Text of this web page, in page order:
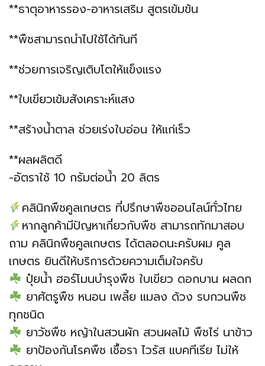
**ธาตุอาหารรอง-อาหารเสริม สูตรเข้มข้น
**พืชสามารถนำไปใช้ได้ทันที
**ช่วยการเจริญเติบโตให้แข็งแรง
**ใบเขียวเข้มสังเคราะห์แสง
**สร้างน้ำตาล ช่วยเร่งใบอ่อน ให้แก่เร็ว
**ผลผลิตดี
-อัตราใช้ 10 กรัมต่อน้ำ 20 ลิตร
คลินิกพืชคูลเกษตร ที่ปรึกษาพืชออนไลน์ทั่วไทย
หากลูกค้ามีปัญหาเกี่ยวกับพืช สามารถทักมาสอบ
ถาม คลินิกพืชคูลเกษตร ได้ตลอดนะครับผม คูล
เกษตร ยินดีให้บริการด้วยความเต็มใจครับ
ปุ๋ยน้ำ ฮอร์โมนบำรุงพืช ใบเขียว ดอกบาน ผลดก
ยาศัตรูพืช หนอน เพลี้ย แมลง ด้วง รบกวนพืช
ทุกชนิด
ยาวัชพืช หญ้าในสวนผัก สวนผลไม้ พืชไร่ นาข้าว
ยาป้องกันโรคพืช เชื้อรา ไวรัส แบคทีเรีย ไม่ให้